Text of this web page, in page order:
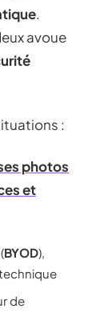
.
avoue
:
photos
et
BYOD),
de